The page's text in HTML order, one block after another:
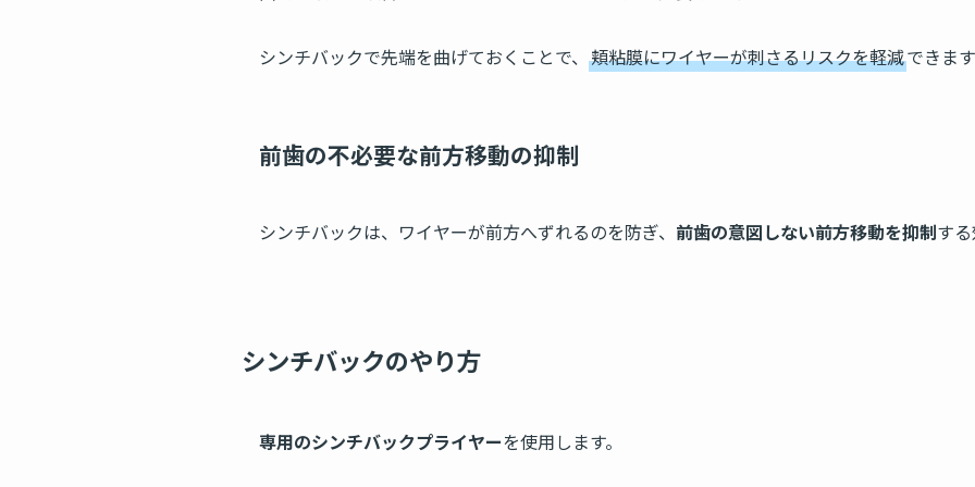
シンチバックで先端を曲げておくことで、 頬粘膜にワイヤーが刺さるリスクを軽減できます
前歯の不必要な前方移動の抑制
シンチバックは、ワイヤーが前方へずれるのを防ぎ、 前歯の意図しない前方移動を抑制する
シンチバックのやり方
専用のシンチバックプライヤーを使用します。